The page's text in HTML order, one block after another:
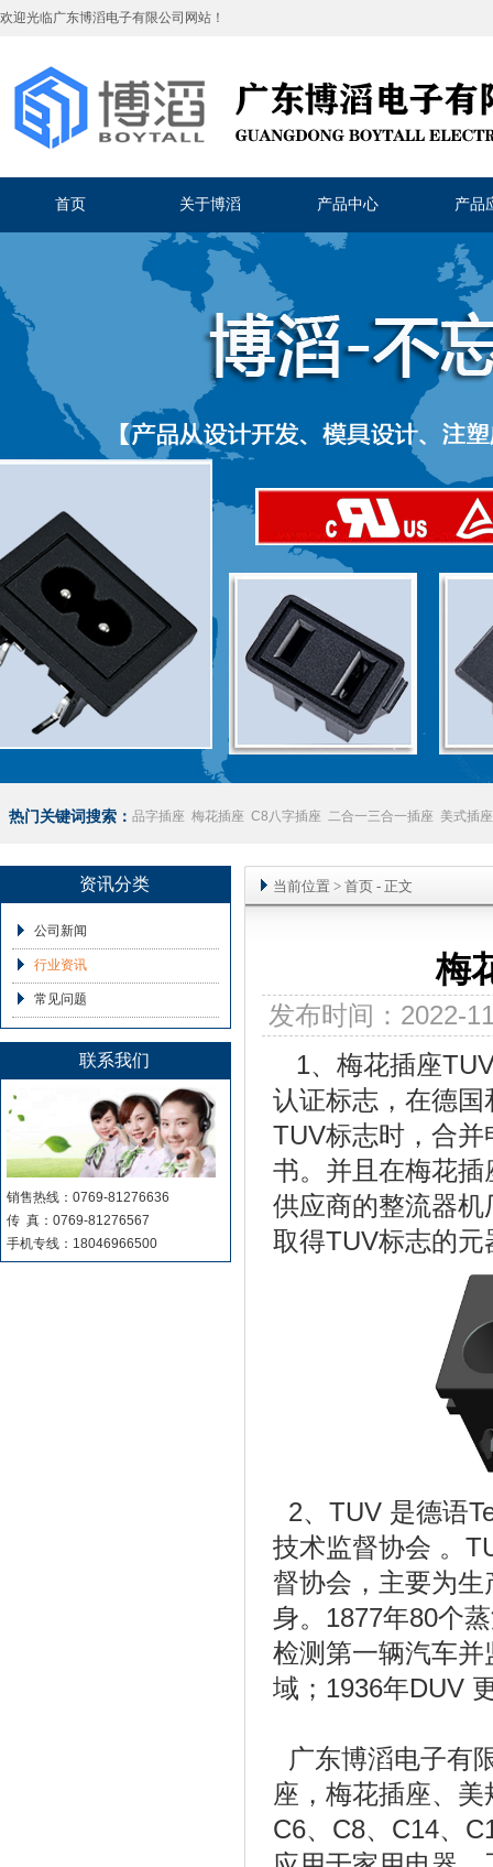
欢迎光临广东博滔电子有限公司 网站！
首页 关于博滔 产品中心 产品
热门关键词搜索： 品字插座 梅花插座 C8八字插座 二合一三合一插座 美式插座
资讯分类
公司新闻
行业资讯
常见问题
联系我们
销售热线：0769-81276636
传 真：0769-81276567
手机专线：18046966500
当前位置 > 首页 - 正文
梅
发布时间：2022-
1、 梅花插座
认证标志，在德
TUV标志时，合
书。并且在梅花
供应商的整流器
取得TUV标志的
2、TUV 是德语
技术监督协会 。
督协会，主要为
身。1877年80个
检测第一辆汽车
域；1936年DUV
广东博滔电子有
座，梅花插座、
C6、C8、C14、